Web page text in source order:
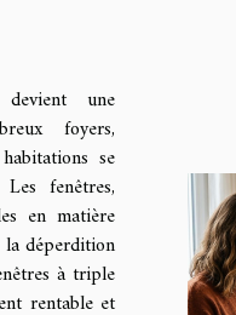
une
foyers,
se
fenêtres,
en matière
déperdition
à triple
rentable et